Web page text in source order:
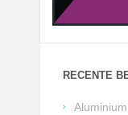
RECENTE